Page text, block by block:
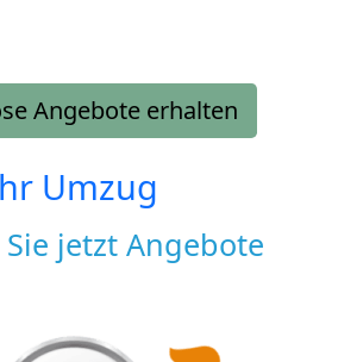
Angebote erhalten
Umzug
jetzt Angebote